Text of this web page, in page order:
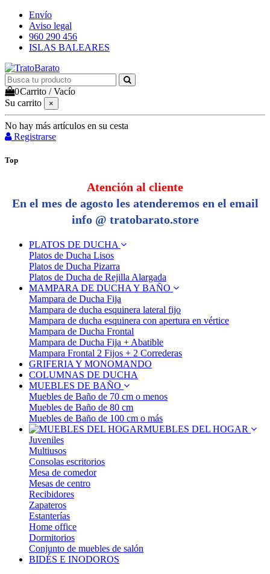
Envío
Aviso legal
960 290 456
ISLAS BALEARES
0Carrito /Vacío
Su carrito
×
No hay más artículos en su cesta
Registrarse
Top
Atención al cliente
En el mes de agosto les atenderemos en el email
info @ tratobarato.store
PLATOS DE DUCHA
Platos de Ducha Lisos
Platos de Ducha Pizarra
Platos de Ducha de Rejilla Alargada
MAMPARA DE DUCHA Y BAÑO
Mampara de Ducha Fija
Mampara de ducha esquinera lateral fijo
Mampara de ducha esquinera con apertura en vértice
Mampara de Ducha Frontal
Mampara de Ducha Fija + Abatible
Mampara Frontal 2 Fijos + 2 Correderas
GRIFERIA Y MONOMANDO
COLUMNAS DE DUCHA
MUEBLES DE BAÑO
Muebles de Baño de 70 cm o menos
Muebles de Baño de 80 cm
Muebles de Baño de 100 cm o más
MUEBLES DEL HOGAR
Juveniles
Multiusos
Consolas escritorios
Mesa de comedor
Mesas de centro
Recibidores
Zapateros
Estanterías
Home office
Dormitorios
Conjunto de muebles de salón
BIDÉS E INODOROS